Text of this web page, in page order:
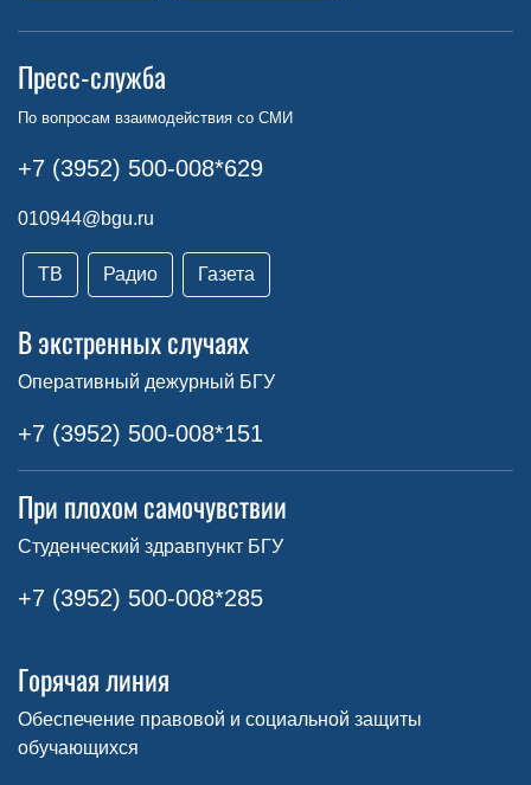
Пресс-служба
По вопросам взаимодействия со СМИ
+7 (3952) 500-008*629
010944@bgu.ru
ТВ Радио Газета
В экстренных случаях
Оперативный дежурный БГУ
+7 (3952) 500-008*151
При плохом самочувствии
Студенческий здравпункт БГУ
+7 (3952) 500-008*285
Горячая линия
Обеспечение правовой и социальной защиты
обучающихся